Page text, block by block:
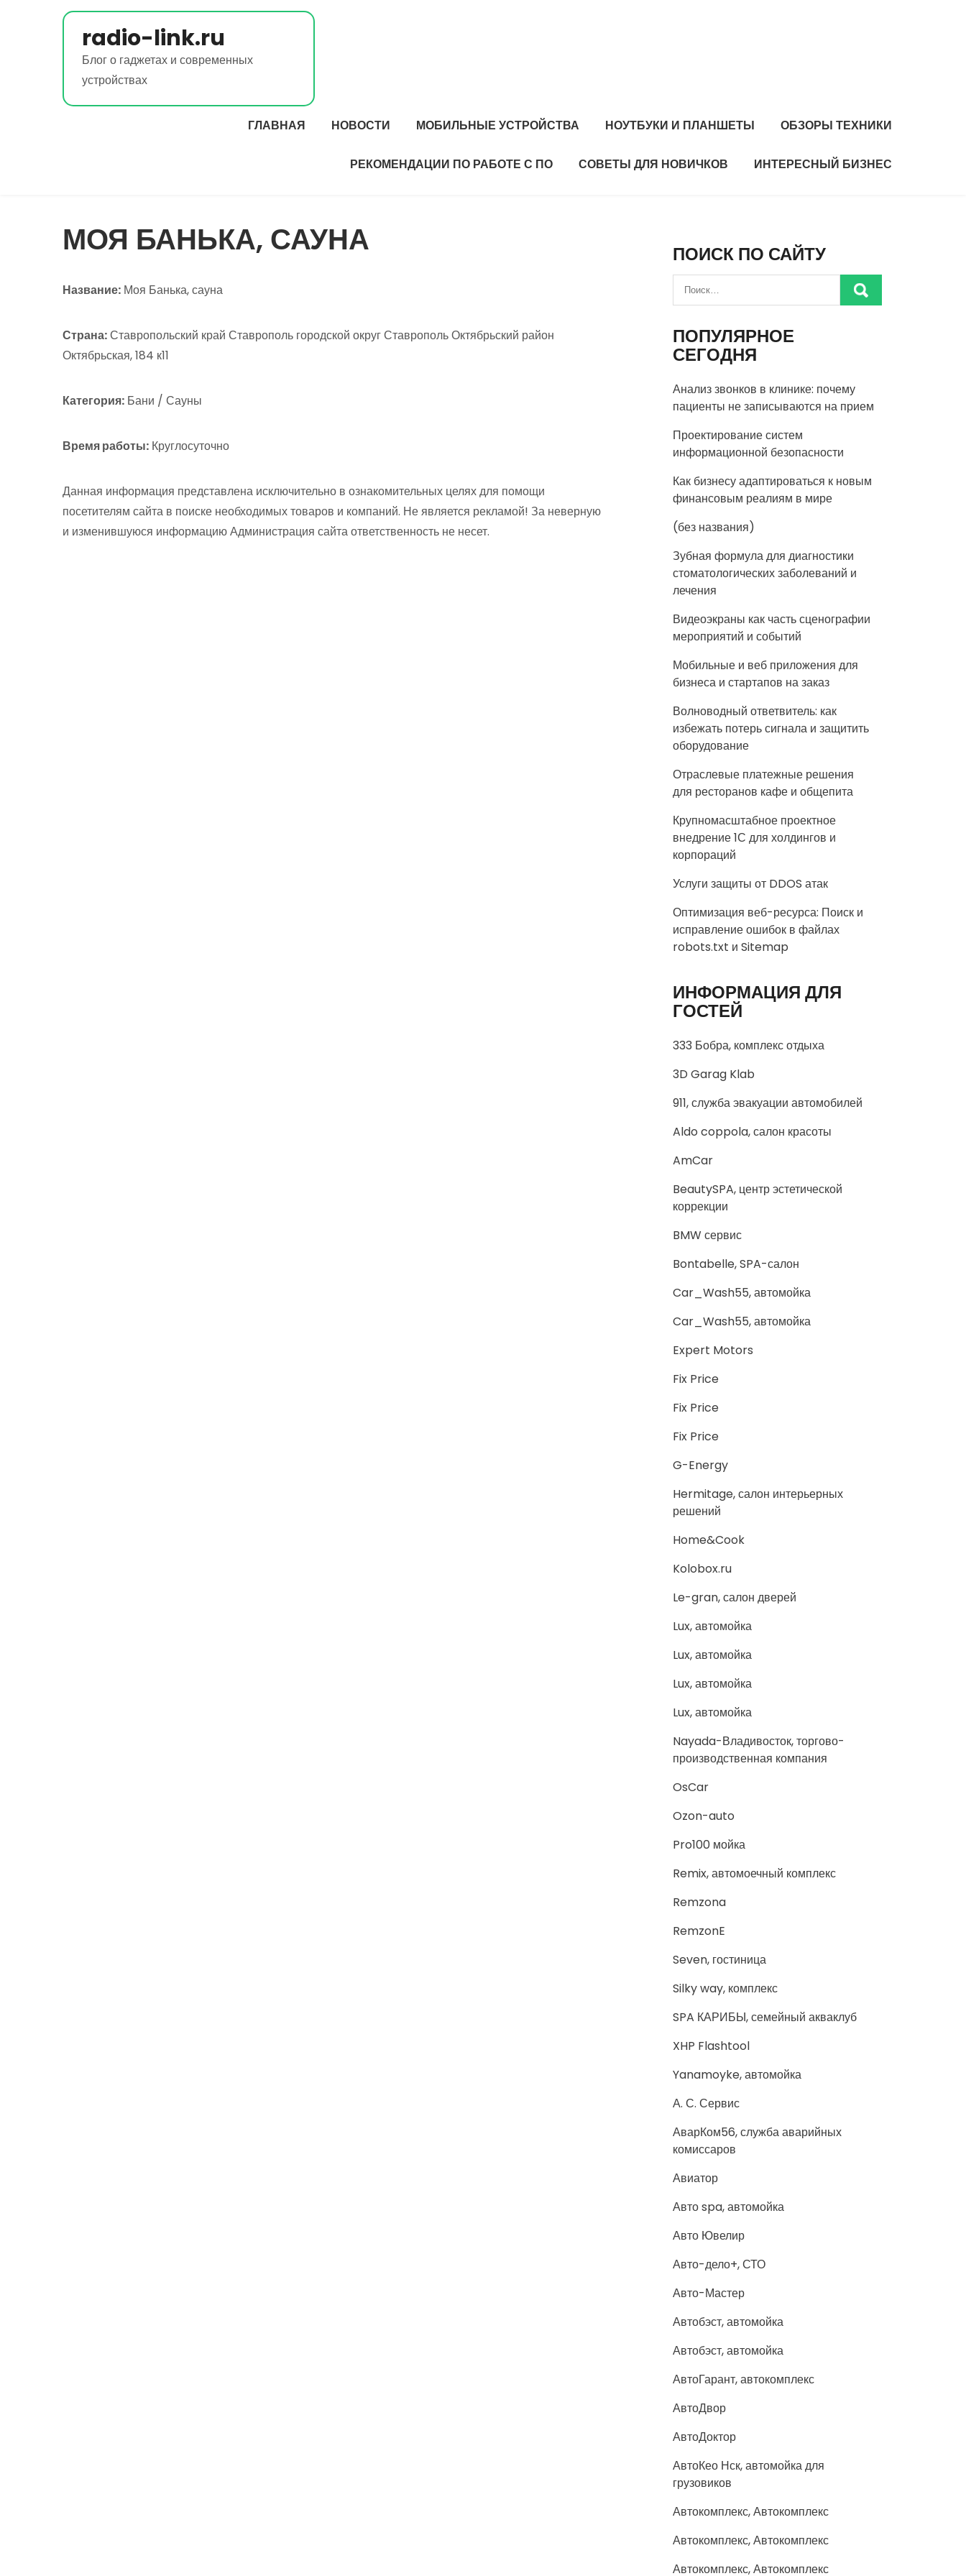
radio-link.ru
Блог о гаджетах и современных
устройствах
ГЛАВНАЯ НОВОСТИ МОБИЛЬНЫЕ УСТРОЙСТВА НОУТБУКИ И ПЛАНШЕТЫ ОБЗОРЫ ТЕХНИКИ
РЕКОМЕНДАЦИИ ПО РАБОТЕ С ПО СОВЕТЫ ДЛЯ НОВИЧКОВ ИНТЕРЕСНЫЙ БИЗНЕС
МОЯ БАНЬКА, САУНА
Название: Моя Банька, сауна
Страна:Ставропольский край Ставрополь городской округ Ставрополь Октябрьский район
Октябрьская, 184 к11
Категория: Бани / Сауны
Время работы: Круглосуточно
Данная информация представлена исключительно в ознакомительных целях для помощи
посетителям сайта в поиске необходимых товаров и компаний. Не является рекламой! За неверную
и изменившуюся информацию Администрация сайта ответственность не несет.
ПОИСК ПО САЙТУ
ПОПУЛЯРНОЕ
СЕГОДНЯ
Анализ звонков в клинике: почему
пациенты не записываются на прием
Проектирование систем
информационной безопасности
Как бизнесу адаптироваться к новым
финансовым реалиям в мире
(без названия)
Зубная формула для диагностики
стоматологических заболеваний и
лечения
Видеоэкраны как часть сценографии
мероприятий и событий
Мобильные и веб приложения для
бизнеса и стартапов на заказ
Волноводный ответвитель: как
избежать потерь сигнала и защитить
оборудование
Отраслевые платежные решения
для ресторанов кафе и общепита
Крупномасштабное проектное
внедрение 1С для холдингов и
корпораций
Услуги защиты от DDOS атак
Оптимизация веб-ресурса: Поиск и
исправление ошибок в файлах
robots.txt и Sitemap
ИНФОРМАЦИЯ ДЛЯ
ГОСТЕЙ
333 Бобра, комплекс отдыха
3D Garag Klab
911, служба эвакуации автомобилей
Aldo coppola, салон красоты
AmCar
BeautySPA, центр эстетической
коррекции
BMW сервис
Bontabelle, SPA-салон
Car_Wash55, автомойка
Car_Wash55, автомойка
Expert Motors
Fix Price
Fix Price
Fix Price
G-Energy
Hermitage, салон интерьерных
решений
Home&Cook
Kolobox.ru
Le-gran, салон дверей
Lux, автомойка
Lux, автомойка
Lux, автомойка
Lux, автомойка
Nayada-Владивосток, торгово-
производственная компания
OsCar
Ozon-auto
Pro100 мойка
Remix, автомоечный комплекс
Remzona
RemzonE
Seven, гостиница
Silky way, комплекс
SPA КАРИБЫ, семейный акваклуб
XHP Flashtool
Yanamoyke, автомойка
А. С. Сервис
АварКом56, служба аварийных
комиссаров
Авиатор
Авто spa, автомойка
Авто Ювелир
Авто-дело+, СТО
Авто-Мастер
Автобэст, автомойка
Автобэст, автомойка
АвтоГарант, автокомплекс
АвтоДвор
АвтоДоктор
АвтоКео Нск, автомойка для
грузовиков
Автокомплекс, Автокомплекс
Автокомплекс, Автокомплекс
Автокомплекс, Автокомплекс